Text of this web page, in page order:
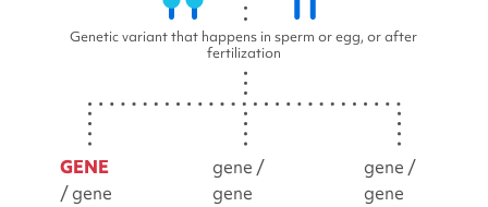
Genetic variant that happens in sperm or egg, or after
fertilization
GENE
/ gene
gene /
gene
gene /
gene